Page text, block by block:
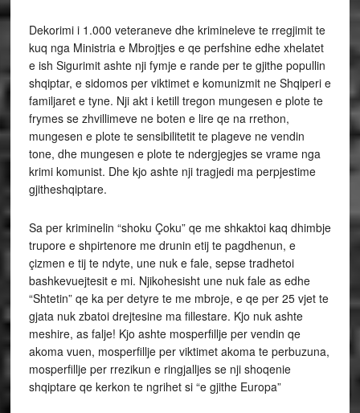
Dekorimi i 1.000 veteraneve dhe krimineleve te rregjimit te
kuq nga Ministria e Mbrojtjes e qe perfshine edhe xhelatet
e ish Sigurimit ashte nji fymje e rande per te gjithe popullin
shqiptar, e sidomos per viktimet e komunizmit ne Shqiperi e
familjaret e tyne. Nji akt i ketill tregon mungesen e plote te
frymes se zhvillimeve ne boten e lire qe na rrethon,
mungesen e plote te sensibilitetit te plageve ne vendin
tone, dhe mungesen e plote te ndergjegjes se vrame nga
krimi komunist. Dhe kjo ashte nji tragjedi ma perpjestime
gjitheshqiptare.
Sa per kriminelin “shoku Çoku” qe me shkaktoi kaq dhimbje
trupore e shpirtenore me drunin etij te pagdhenun, e
çizmen e tij te ndyte, une nuk e fale, sepse tradhetoi
bashkevuejtesit e mi. Njikohesisht une nuk fale as edhe
“Shtetin” qe ka per detyre te me mbroje, e qe per 25 vjet te
gjata nuk zbatoi drejtesine ma fillestare. Kjo nuk ashte
meshire, as falje! Kjo ashte mosperfillje per vendin qe
akoma vuen, mosperfillje per viktimet akoma te perbuzuna,
mosperfillje per rrezikun e ringjalljes se nji shoqenie
shqiptare qe kerkon te ngrihet si “e gjithe Europa”